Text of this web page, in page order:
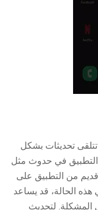
تحديثات بشكل
التطبيق في حدوث مثل
من التطبيق على
الحالة، قد يساعد
المشكلة. لتحديث